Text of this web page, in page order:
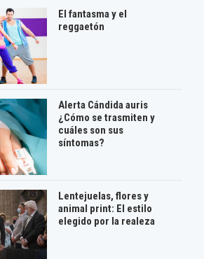
El fantasma y el
reggaetón
Alerta Cándida auris
¿Cómo se trasmiten y
cuáles son sus
síntomas?
Lentejuelas, flores y
animal print: El estilo
elegido por la realeza